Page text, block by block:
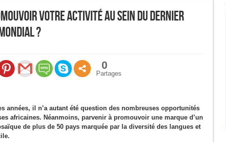
votre activité au sein du dernier
?
0
Partages
années, il n’a autant été question des nombreuses opportunités
africaines. Néanmoins, parvenir à promouvoir une marque d’un
de plus de 50 pays marquée par la diversité des langues et